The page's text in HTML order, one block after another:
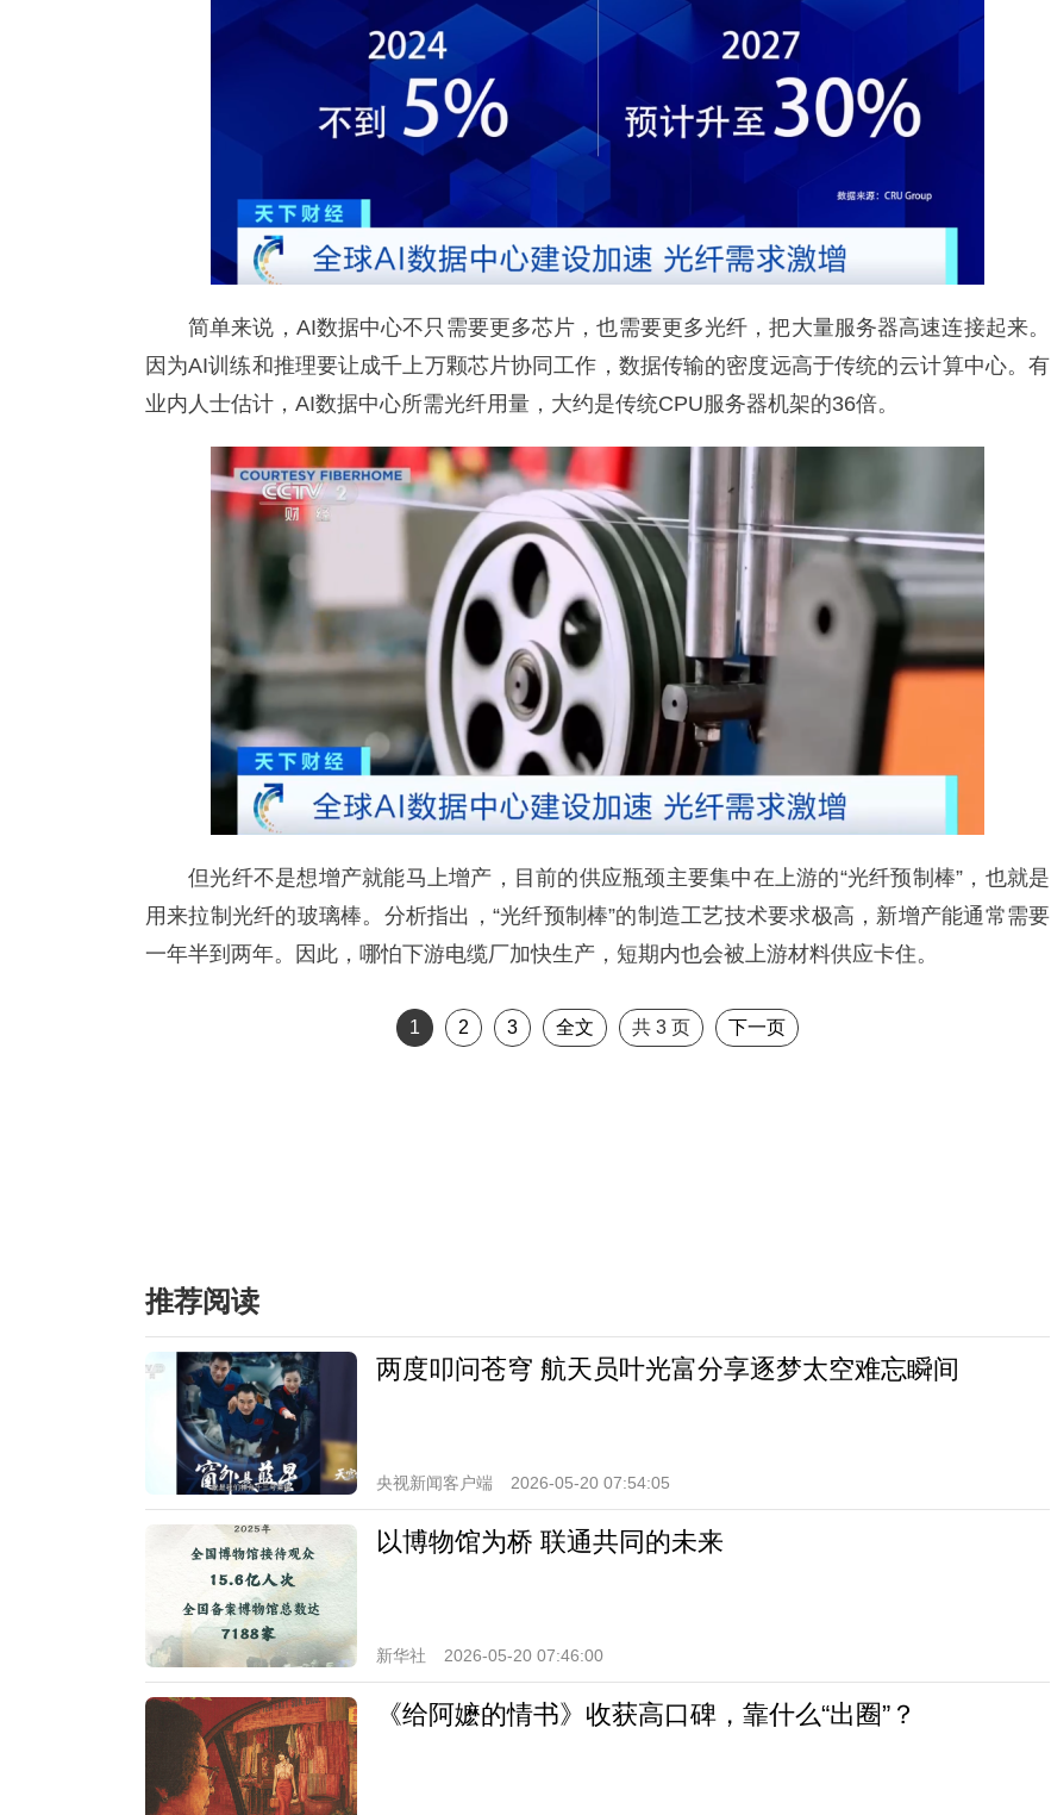
简单来说，AI数据中心不只需要更多芯片，也需要更多光纤，把大量服务器高速连接起来。
因为AI训练和推理要让成千上万颗芯片协同工作，数据传输的密度远高于传统的云计算中心。有
业内人士估计，AI数据中心所需光纤用量，大约是传统CPU服务器机架的36倍。
但光纤不是想增产就能马上增产，目前的供应瓶颈主要集中在上游的“光纤预制棒”，也就是
用来拉制光纤的玻璃棒。分析指出，“光纤预制棒”的制造工艺技术要求极高，新增产能通常需要
一年半到两年。因此，哪怕下游电缆厂加快生产，短期内也会被上游材料供应卡住。
1 2 3 全文 共 3 页 下一页
推荐阅读
两度叩问苍穹 航天员叶光富分享逐梦太空难忘瞬间
央视新闻客户端 2026-05-20 07:54:05
以博物馆为桥 联通共同的未来
新华社 2026-05-20 07:46:00
《给阿嬷的情书》收获高口碑，靠什么“出圈”？